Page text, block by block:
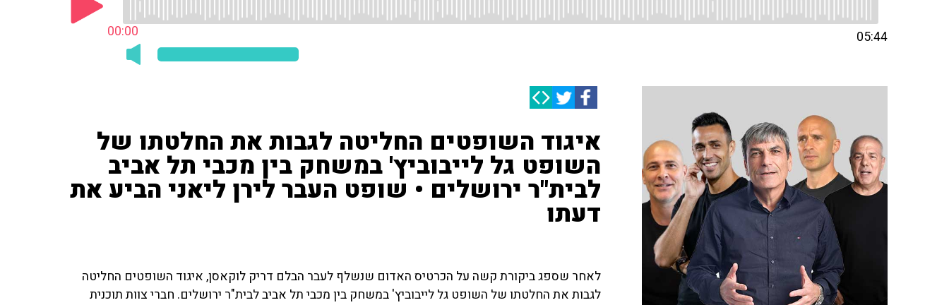
00:00 05:44
איגוד השופטים החליטה לגבות את החלטתו של
השופט גל לייבוביץ' במשחק בין מכבי תל אביב
לבית"ר ירושלים • שופט העבר לירן ליאני הביע את
דעתו
לאחר שספג ביקורת קשה על הכרטיס האדום שנשלף לעבר הבלם דריק לוקאסן, איגוד השופטים החליטה
לגבות את החלטתו של השופט גל לייבוביץ' במשחק בין מכבי תל אביב לבית"ר ירושלים. חברי צוות תוכנית